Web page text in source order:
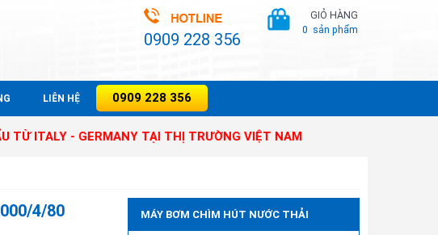
0909 228 356
GIỎ HÀNG
0 sản phẩm
LIÊN HỆ 0909 228 356
- GERMANY TẠI THỊ TRƯỜNG VIỆT NAM
4/80
MÁY BƠM CHÌM HÚT NƯỚC THẢI